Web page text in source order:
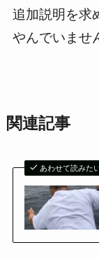
追加説明を求
やんでいませ
関連記事
あわせて読みた